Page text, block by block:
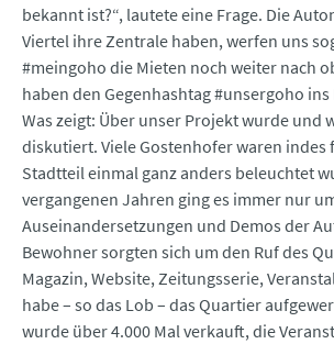
bekannt ist?“, lautete eine Frage. Die
Viertel ihre Zentrale haben, werfen uns
#meingoho die Mieten noch weiter nach
haben den Gegenhashtag #unsergoho
Was zeigt: Über unser Projekt wurde und
diskutiert. Viele Gostenhofer waren indes
Stadtteil einmal ganz anders beleuchtet
vergangenen Jahren ging es immer nur
Auseinandersetzungen und Demos der
Bewohner sorgten sich um den Ruf des
Magazin, Website, Zeitungs­serie,
habe – so das Lob – das Quartier
wurde über 4.000 Mal verkauft, die